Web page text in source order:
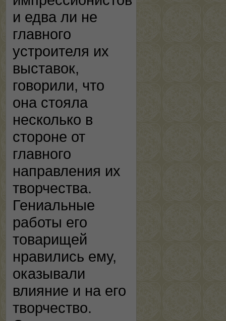
и едва ли не
главного
устроителя их
выставок,
говорили, что
она стояла
несколько в
стороне от
главного
направления их
творчества.
Гениальные
работы его
товарищей
нравились ему,
оказывали
влияние и на его
творчество.